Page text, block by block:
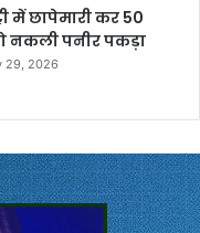
में छापेमारी कर 50
नकली पनीर पकड़ा
29, 2026